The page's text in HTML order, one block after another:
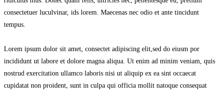
consectetuer luculvinar, ids lorem. Maecenas nec odio et ante tincidunt
tempus.
Lorem ipsum dolor sit amet, consectet adipiscing elit,sed do eiusm por
incididunt ut labore et dolore magna aliqua. Ut enim ad minim veniam, quis
nostrud exercitation ullamco laboris nisi ut aliquip ex ea sint occaecat
cupidatat non proident, sunt in culpa qui officia mollit natoque consequat